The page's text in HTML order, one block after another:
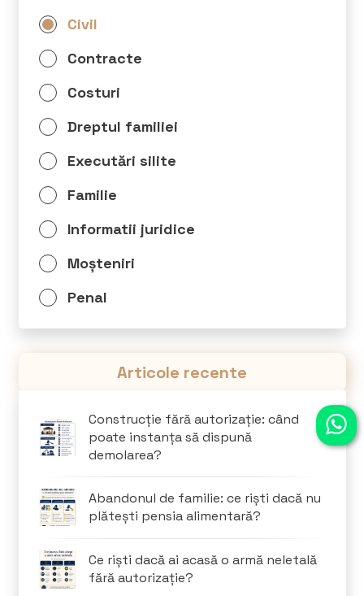
Civil
Contracte
Costuri
Dreptul familiei
Executări silite
Familie
Informatii juridice
Moșteniri
Penal
Articole recente
Construcție fără autorizație: când
poate instanța să dispună
demolarea?
Abandonul de familie: ce riști dacă nu
plătești pensia alimentară?
Ce riști dacă ai acasă o armă neletală
fără autorizație?